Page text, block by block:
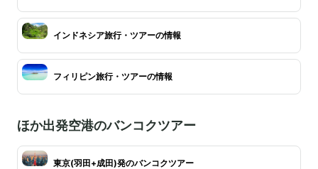
インドネシア旅行・ツアーの情報
フィリピン旅行・ツアーの情報
ほか出発空港のバンコクツアー
東京(羽田+成田)発のバンコクツアー